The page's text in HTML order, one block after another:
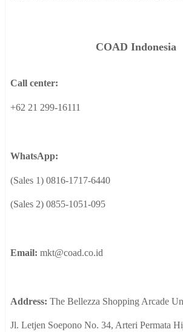
COAD Indonesia
Call center:
+62 21 299-16111
WhatsApp:
(Sales 1) 0816-1717-6440
(Sales 2) 0855-1051-095
Email: mkt@coad.co.id
Address: The Bellezza Shopping Arcade
Jl. Letjen Soepono No. 34, Arteri Permata